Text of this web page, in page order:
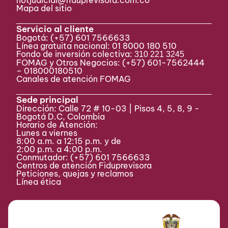
Mapa del sitio
Servicio al cliente
Bogotá: (+57) 601 7566633
Línea gratuita nacional: 01 8000 180 510
Fondo de inversión colectiva:310 221 3245
FOMAG y Otros Negocios: (+57) 601-7562444
– 018000180510
Canales de atención FOMAG
Sede principal
Dirección: Calle 72 # 10-03 | Pisos 4, 5, 8, 9 -
Bogotá D.C, Colombia
Horario de Atención:
Lunes a viernes
8:00 a.m. a 12:15 p.m. y de
2:00 p.m. a 4:00 p.m.
Conmutador: (+57) 601 7566633
Centros de atención Fiduprevisora
Peticiones, quejas y reclamos
Línea ética